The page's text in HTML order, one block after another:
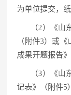
为单位提交，
（2）《山
（附件3）或
成果开题报告
（3）《
记表》（附件5